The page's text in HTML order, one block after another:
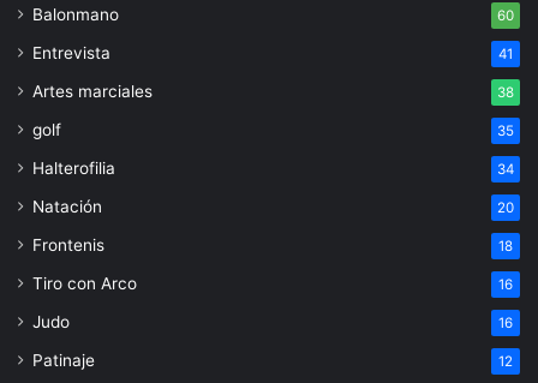
Balonmano 60
Entrevista 41
Artes marciales 38
golf 35
Halterofilia 34
Natación 20
Frontenis 18
Tiro con Arco 16
Judo 16
Patinaje 12